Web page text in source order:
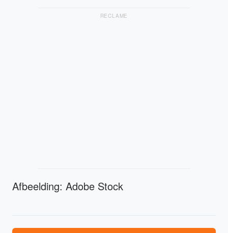
RECLAME
Afbeelding: Adobe Stock